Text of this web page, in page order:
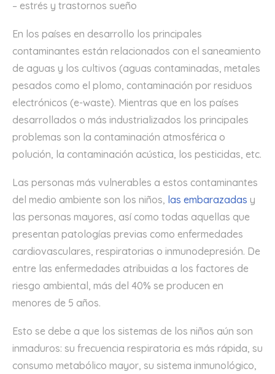
– estrés y trastornos sueño
En los países en desarrollo los principales
contaminantes están relacionados con el saneamiento
de aguas y los cultivos (aguas contaminadas, metales
pesados como el plomo, contaminación por residuos
electrónicos (e-waste). Mientras que en los países
desarrollados o más industrializados los principales
problemas son la contaminación atmosférica o
polución, la contaminación acústica, los pesticidas, etc.
Las personas más vulnerables a estos contaminantes
del medio ambiente son los niños, las embarazadas y
las personas mayores, así como todas aquellas que
presentan patologías previas como enfermedades
cardiovasculares, respiratorias o inmunodepresión. De
entre las enfermedades atribuidas a los factores de
riesgo ambiental, más del 40% se producen en
menores de 5 años.
Esto se debe a que los sistemas de los niños aún son
inmaduros: su frecuencia respiratoria es más rápida, su
consumo metabólico mayor, su sistema inmunológico,